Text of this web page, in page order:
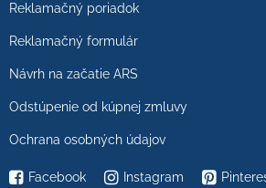
Reklamačný poriadok
Reklamačný formulár
Návrh na začatie ARS
Odstúpenie od kúpnej zmluvy
Ochrana osobných údajov
Facebook Instagram